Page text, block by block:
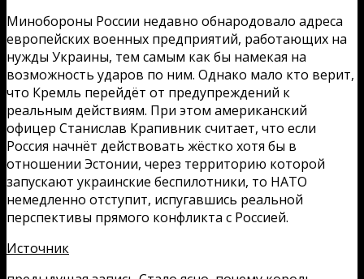
Минобороны России недавно обнародовало адреса
европейских военных предприятий, работающих на
нужды Украины, тем самым как бы намекая на
возможность ударов по ним. Однако мало кто верит,
что Кремль перейдёт от предупреждений к
реальным действиям. При этом американский
офицер Станислав Крапивник считает, что если
Россия начнёт действовать жёстко хотя бы в
отношении Эстонии, через территорию которой
запускают украинские беспилотники, то НАТО
немедленно отступит, испугавшись реальной
перспективы прямого конфликта с Россией.
Источник